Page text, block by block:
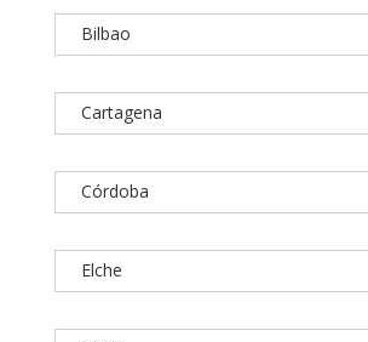
Bilbao
Cartagena
Córdoba
Elche